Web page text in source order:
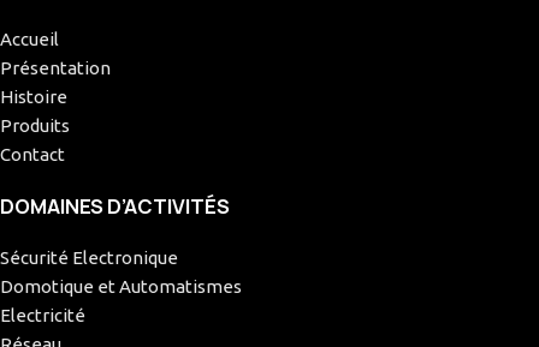
Accueil
Présentation
Histoire
Produits
Contact
DOMAINES D’ACTIVITÉS
Sécurité Electronique
Domotique et Automatismes
Electricité